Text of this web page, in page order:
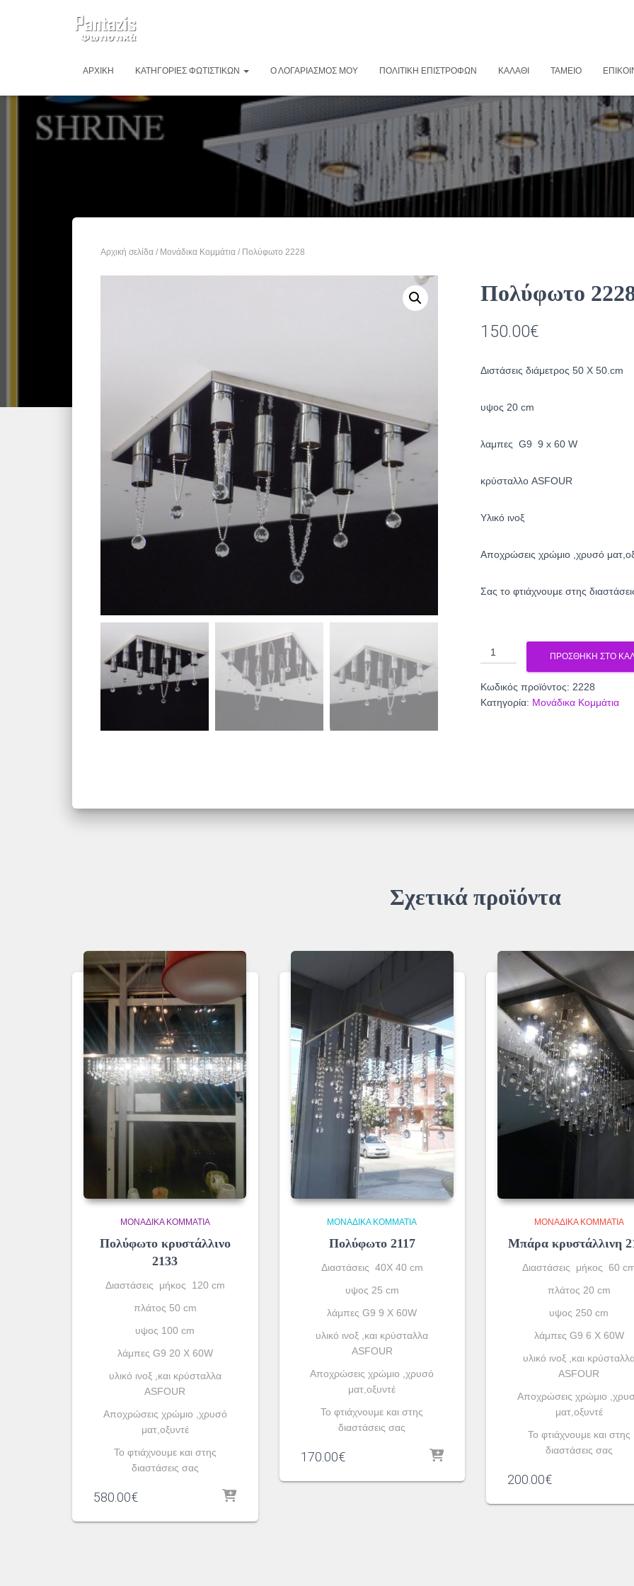
ΑΡΧΙΚΉ ΚΑΤΗΓΟΡΊΕΣ ΦΩΤΙΣΤΙΚΏΝ Ο ΛΟΓΑΡΙΑΣΜΌΣ ΜΟΥ ΠΟΛΙΤΙΚΉ ΕΠΙΣΤΡΟΦΏΝ ΚΑΛΆΘΙ ΤΑΜΕΊΟ
Αρχική σελίδα / Μονάδικα Κομμάτια / Πολύφωτο 2228
Πολύφωτο
150.00€
Διστάσεις διάμετρος 50 Χ 50.cm
υψος 20 cm
λαμπες G9 9 x 60 W
κρύσταλλο ASFOUR
Yλικό ινοξ
Αποχρώσεις χρώμιο ,χρυσό
Σας το φτιάχνουμε στης
Πολύφωτο
2228
ΠΡΟΣΘΉΚΗ ΣΤΟ
Κωδικός προϊόντος: 2228
Κατηγορία: Μονάδικα Κομμάτια
Σχετικά προϊόντα
ΜΟΝΆΔΙΚΑ ΚΟΜΜΆΤΙΑ
Πολύφωτο κρυστάλλινο
2133
Διαστάσεις μήκος 120 cm
πλάτος 50 cm
υψος 100 cm
λάμπες G9 20 X 60W
υλικό ινοξ ,και κρύσταλλα
ASFOUR
Aποχρώσεις χρώμιο ,χρυσό
ματ,οξυντέ
To φτιάχνουμε και στης
διαστάσεις σας
580.00€
ΜΟΝΆΔΙΚΑ ΚΟΜΜΆΤΙΑ
Πολύφωτο 2117
Διαστάσεις 40Χ 40 cm
υψος 25 cm
λάμπες G9 9 X 60W
υλικό ινοξ ,και κρύσταλλα
ASFOUR
Aποχρώσεις χρώμιο ,χρυσό
ματ,οξυντέ
To φτιάχνουμε και στης
διαστάσεις σας
170.00€
ΜΟΝΆΔΙΚΑ ΚΟΜΜΆΤΙΑ
Μπάρα κρυστάλλινη
Διαστάσεις μήκος 60
πλάτος 20 cm
υψος 250 cm
λάμπες G9 6 X 60W
υλικό ινοξ ,και
ASFOUR
Aποχρώσεις χρώμιο
ματ,οξυντέ
To φτιάχνουμε και στης
διαστάσεις σας
200.00€